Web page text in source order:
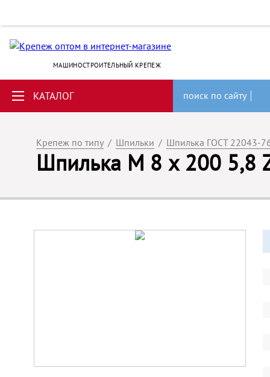
МАШИНОСТРОИТЕЛЬНЫЙ КРЕПЕЖ
КАТАЛОГ поиск по сайту
Крепеж по типу / Шпильки / Шпилька ГОСТ 22043-
Шпилька М 8 х 200 5,8